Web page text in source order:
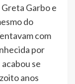
Garbo e
do
com
por
se
anos